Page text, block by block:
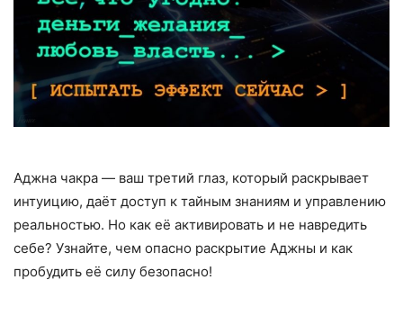
Аджна чакра — ваш третий глаз, который раскрывает
интуицию, даёт доступ к тайным знаниям и управлению
реальностью. Но как её активировать и не навредить
себе? Узнайте, чем опасно раскрытие Аджны и как
пробудить её силу безопасно!